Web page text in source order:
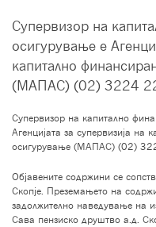
Супервизор на
осигурување е
капитално
(МАПАС) (02) 3224
Супервизор на капитално
Агенцијата за супервизија на
осигурување (МАПАС) (02)
Објавените содржини се
Скопје. Преземањето на
задолжително наведување на
Сава пензиско друштво а.д.